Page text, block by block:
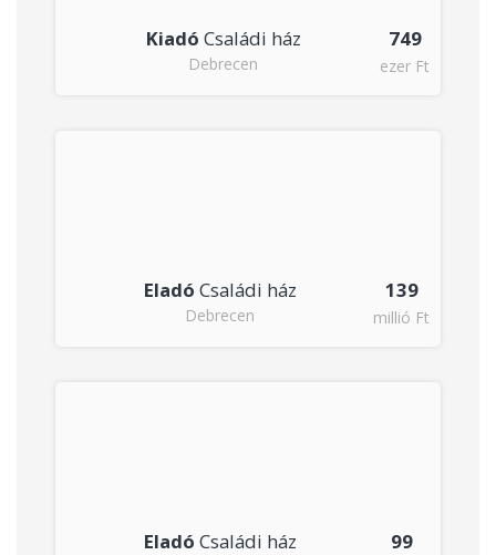
749
ezer Ft
Kiadó Családi ház
Debrecen
139
millió Ft
Eladó Családi ház
Debrecen
99
Eladó Családi ház